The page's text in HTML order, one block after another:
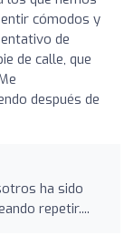
cómodos y
de
de calle, que
después de
ha sido
repetir....